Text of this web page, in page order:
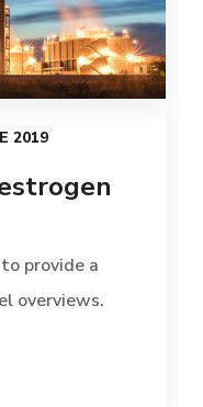
2019
provide a
overviews.